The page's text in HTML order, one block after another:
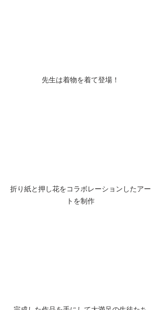
先生は着物を着て登場！
折り紙と押し花をコラボレーションしたアー
トを制作